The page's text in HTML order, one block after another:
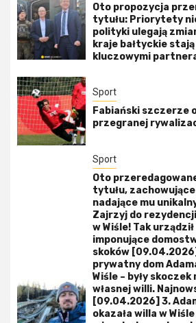
Oto propozycja
tytułu: Priorytety
polityki ulegają
kraje bałtyckie
kluczowymi
Sport
Fabiański szczerze
przegranej
Sport
Oto
tytułu, zachowujące
nadające mu
Zajrzyj do rezydencji
w Wiśle! Tak
imponujące
skoków
prywatny dom
Wiśle – były
własnej willi.
[09.04.2026] 3.
okazała willa w